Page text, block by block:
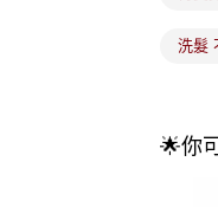
洗髮
🌟你